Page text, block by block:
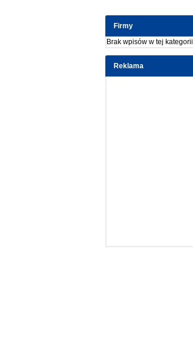
Firmy
Brak wpisów w tej kategorii
Reklama